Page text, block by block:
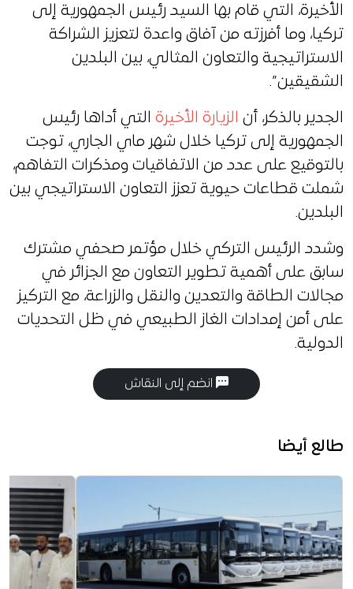
الأخيرة، التي قام بها السيد رئيس الجمهورية إلى
تركيا، وما أفرزته من آفاق واعدة لتعزيز الشراكة
الاستراتيجية والتعاون المثالي، بين البلدين
الشقيقين”.
الجدير بالذكر، أن الزيارة الأخيرة التي أداها رئيس
الجمهورية إلى تركيا خلال شهر ماي الجاري، توجت
بالتوقيع على عدد من الاتفاقيات ومذكرات التفاهم،
شملت قطاعات حيوية تعزز التعاون الاستراتيجي بين
البلدين.
وشدد الرئيس التركي خلال مؤتمر صحفي مشترك
سابق على أهمية تطوير التعاون مع الجزائر في
مجالات الطاقة والتعدين والنقل والزراعة، مع التركيز
على أمن إمدادات الغاز الطبيعي في ظل التحديات
الدولية.
انضم إلى النقاش
طالع أيضا